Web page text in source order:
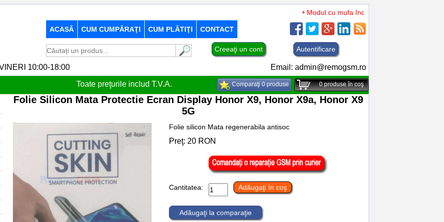
• Modul cu mufa Incarcare si microfon TCL 50
ACASĂ CUM CUMPĂRAŢI CUM PLĂTIŢI CONTACT
Creeaţi un cont Autentificare
10:00-18:00 Email: admin@remogsm.ro
Toate preţurile includ T.V.A.
Comparaţi 0 produse 0produse în coş
Folie Silicon Mata Protectie Ecran Display Honor X9, Honor X9a, Honor X9
5G
Folie silicon Mata regenerabila antisoc
Preţ: 20 RON
Cantitatea: Adăugaţi în coş
Adăugaţi la comparaţie